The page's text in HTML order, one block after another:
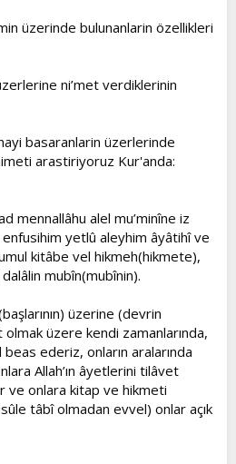
üzerinde bulunanlarin özellikleri
ni’met verdiklerinin
basaranlarin üzerlerinde
arastiriyoruz Kur'anda:
mennallâhu alel mu’minîne iz
yetlû aleyhim âyâtihî ve
kitâbe vel hikmeh(hikmete),
mubîn(mubînin).
üzerine (devrin
olmak üzere kendi zamanlarında,
ederiz, onların aralarında
Allah’ın âyetlerini tilâvet
ve onlara kitap ve hikmeti
tâbî olmadan evvel) onlar açık